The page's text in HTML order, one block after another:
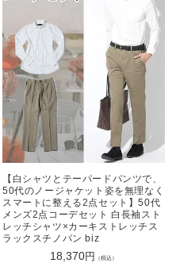
【白シャツとテーパードパンツで、
50代のノージャケット姿を無理なく
スマートに整える2点セット】50代
メンズ2点コーデセット 白長袖スト
レッチシャツ×カーキストレッチス
ラックスチノパン biz
通
18,370円 （税込）